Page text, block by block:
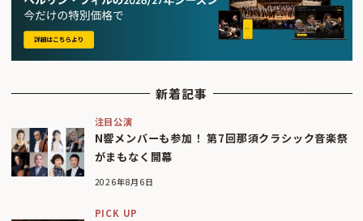
新着記事
注目公演
N響メンバーも参加！ 第7回那須クラシック音楽祭
がまもなく開幕
2026年8月6日
PICK UP